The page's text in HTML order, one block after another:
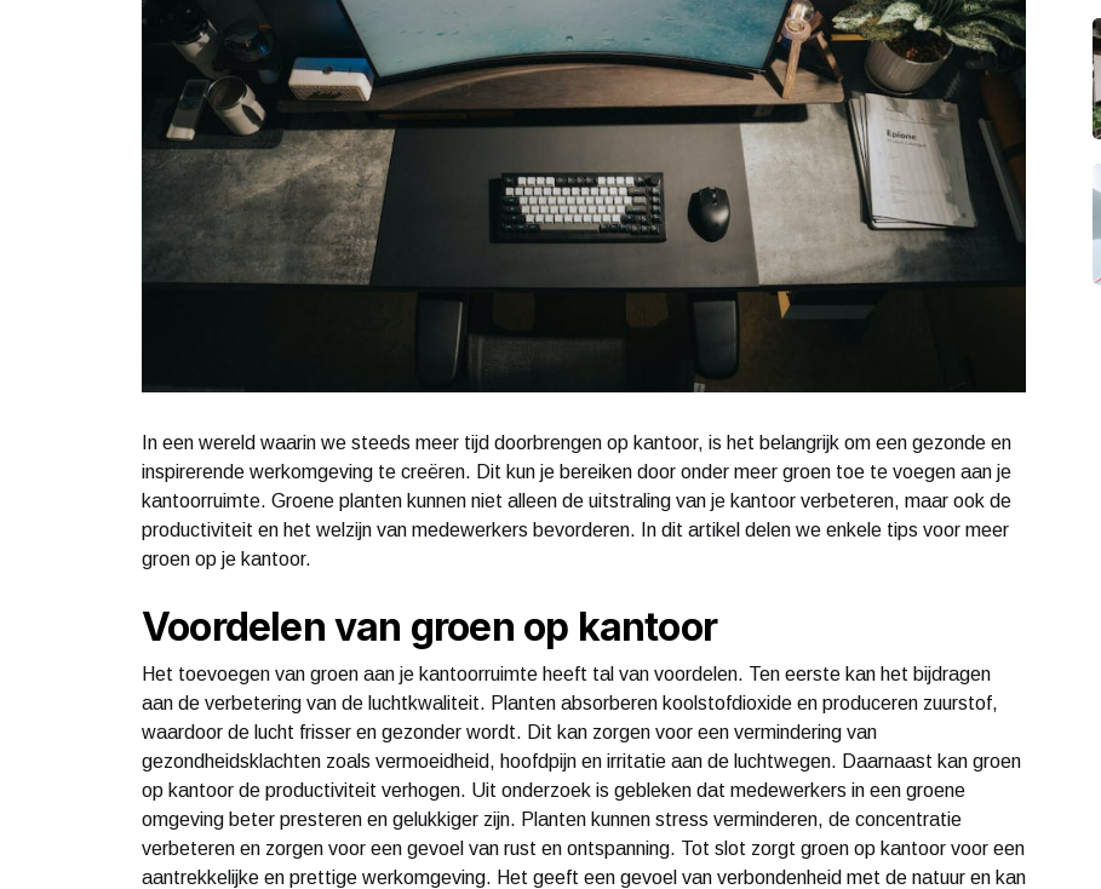
In een wereld waarin we steeds meer tijd doorbrengen op kantoor, is het belangrijk om een gezonde en
inspirerende werkomgeving te creëren. Dit kun je bereiken door onder meer groen toe te voegen aan je
kantoorruimte. Groene planten kunnen niet alleen de uitstraling van je kantoor verbeteren, maar ook de
productiviteit en het welzijn van medewerkers bevorderen. In dit artikel delen we enkele tips voor meer
groen op je kantoor.
Voordelen van groen op kantoor
Het toevoegen van groen aan je kantoorruimte heeft tal van voordelen. Ten eerste kan het bijdragen
aan de verbetering van de luchtkwaliteit. Planten absorberen koolstofdioxide en produceren zuurstof,
waardoor de lucht frisser en gezonder wordt. Dit kan zorgen voor een vermindering van
gezondheidsklachten zoals vermoeidheid, hoofdpijn en irritatie aan de luchtwegen. Daarnaast kan groen
op kantoor de productiviteit verhogen. Uit onderzoek is gebleken dat medewerkers in een groene
omgeving beter presteren en gelukkiger zijn. Planten kunnen stress verminderen, de concentratie
verbeteren en zorgen voor een gevoel van rust en ontspanning. Tot slot zorgt groen op kantoor voor een
aantrekkelijke en prettige werkomgeving. Het geeft een gevoel van verbondenheid met de natuur en kan